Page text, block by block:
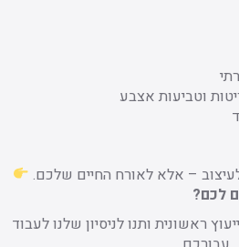
וטביעות אצבע
– אלא לאורח החיים שלכם.
לכם?
ראשונית ותנו לניסיון שלנו לעבוד